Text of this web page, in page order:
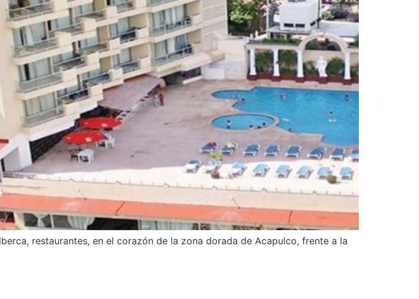
restaurantes, en el corazón de la zona dorada de Acapulco, frente a la